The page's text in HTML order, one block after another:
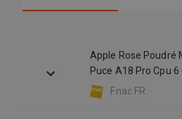
Apple Rose Poudré
Puce A18 Pro Cpu
Fnac FR